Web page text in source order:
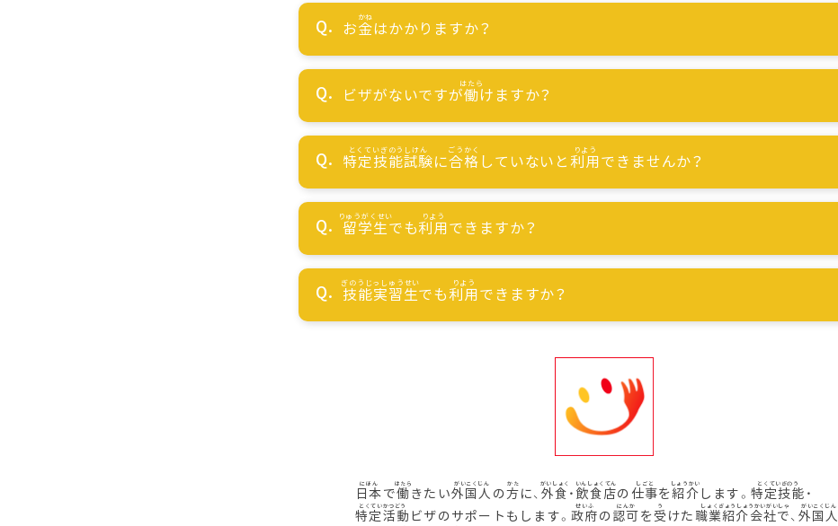
お金はかかりますか？
ビザがないですが働けますか？
特定技能試験に合格 していないと利用できませんか？
留学生でも利用できますか？
技能実習生でも利用できますか？
日本で働きたい外国人 の方に、 外食 ・ 飲食店の 仕事を紹介 します。 特定技能 ・
特定活動 ビザのサポートもします。政府の 認可を受 けた 職業紹介会社で、 外国人